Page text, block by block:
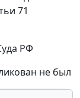
71
РФ
не был